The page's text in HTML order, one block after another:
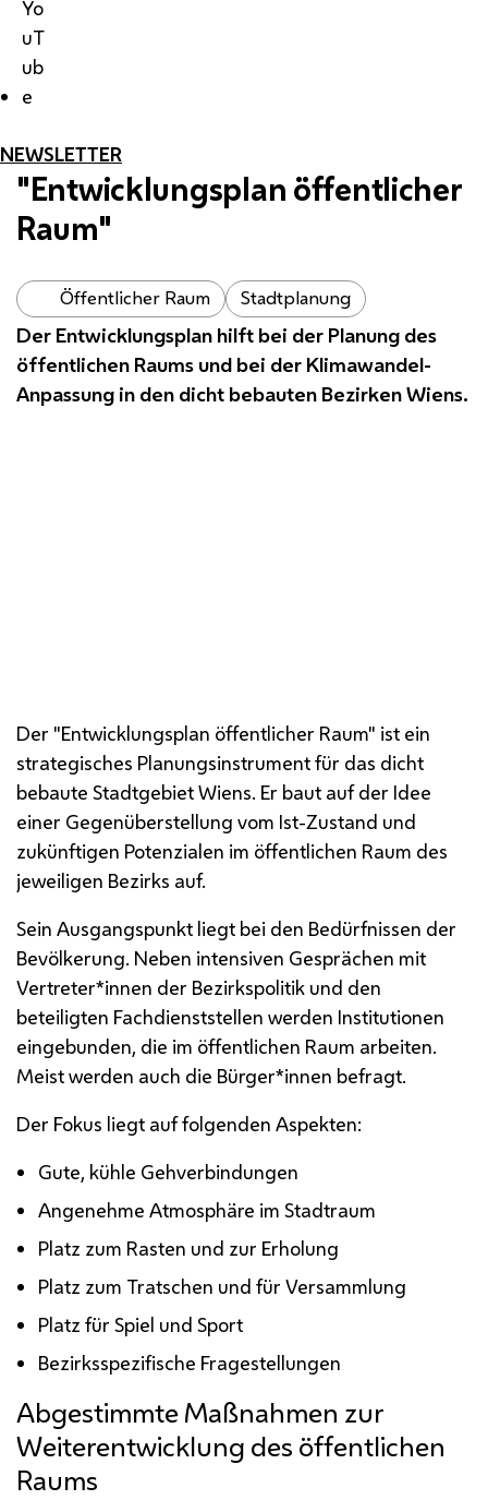
Yo
uT
ub
e
NEWSLETTER
"Entwicklungsplan öffentlicher
Raum"
Öffentlicher Raum Stadtplanung
Der Entwicklungsplan hilft bei der Planung des
öffentlichen Raums und bei der Klimawandel-
Anpassung in den dicht bebauten Bezirken Wiens.
Der "Entwicklungsplan öffentlicher Raum" ist ein
strategisches Planungsinstrument für das dicht
bebaute Stadtgebiet Wiens. Er baut auf der Idee
einer Gegenüberstellung vom Ist-Zustand und
zukünftigen Potenzialen im öffentlichen Raum des
jeweiligen Bezirks auf.
Sein Ausgangspunkt liegt bei den Bedürfnissen der
Bevölkerung. Neben intensiven Gesprächen mit
Vertreter*innen der Bezirkspolitik und den
beteiligten Fachdienststellen werden Institutionen
eingebunden, die im öffentlichen Raum arbeiten.
Meist werden auch die Bürger*innen befragt.
Der Fokus liegt auf folgenden Aspekten:
Gute, kühle Gehverbindungen
Angenehme Atmosphäre im Stadtraum
Platz zum Rasten und zur Erholung
Platz zum Tratschen und für Versammlung
Platz für Spiel und Sport
Bezirksspezifische Fragestellungen
Abgestimmte Maßnahmen zur
Weiterentwicklung des öffentlichen
Raums